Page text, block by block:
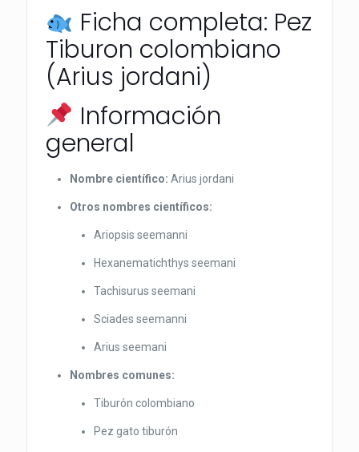
Ficha completa: Pez
Tiburon colombiano
(Arius jordani)
Información
general
Nombre científico: Arius jordani
Otros nombres científicos:
Ariopsis seemanni
Hexanematichthys seemani
Tachisurus seemani
Sciades seemanni
Arius seemani
Nombres comunes:
Tiburón colombiano
Pez gato tiburón